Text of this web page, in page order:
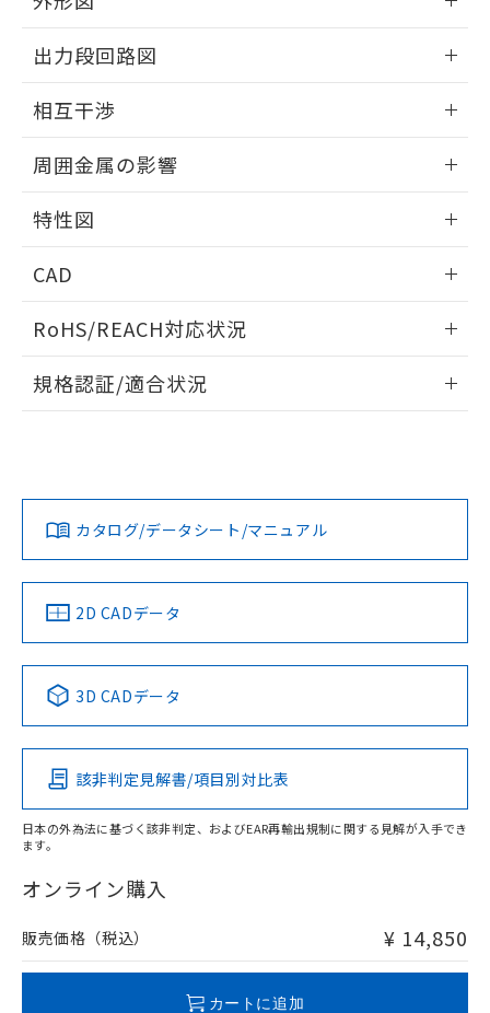
外形図
出力段回路図
出力段回路図
タイムチャート
相互干渉
相互干渉
周囲金属の影響
周囲金属の影響
L: 6mm以上、φd: 9mm以上、m: 6mm以上、D: 6mm以
特性図
検出物体の大きさと材質による影響
検出領域
CAD
ドすることができます。
ログイン/会員登録
ダウンロードデータをご利用いただく前に、以下を必ずお読
みください。
ソフトウェアの使用条件
RoHS/REACH対応状況
EU RoHS 注意事項・凡例
対応済み
中国 RoHS 注意事項・凡例
Pb Hg Cd Cr(VI)
O
在庫等で未対応品が混在する可能性があります。
問い合わせください。
規格認証/適合状況
LR型式承認
（イギリス
船舶規格）
DNV型式承認
（ノルウェー
BV型式承認
（フランス
KR型式
（韓国
No No No No
この製品の規格認証/適合状況ページへ
その他の認証はこちらのページからご検索ください
カタログ/データシート/マニュアル
2D CADデータ
3D CADデータ
該非判定見解書/項目別対比表
日本の外為法に基づく該非判定、およびEAR再輸出規制に関する見解が入手でき
ます。
オンライン購入
販売価格（税込） ¥ 14,850
カートに追加
の共同利用に関して"
用者の範囲」に記載されている法人を
指します。
EU RoHS指令（10物質）の非含有証明書
51物質の非含有証明書（当社基準）
※本証明書は発行日時点で非含有を証明す
るもので、過去に遡って非含有を証明する
ものではありません。
また、RoHS指令のフタル酸エステル類４
荷製品に未対応品が混在することから備考
欄に対応日を記載しておりました。
既に当社にて対応品への在庫切替を完了
していることから、特段のことがない限